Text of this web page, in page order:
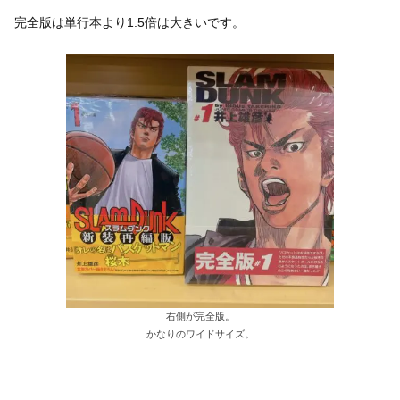
完全版は単行本より1.5倍は大きいです。
右側が完全版。
かなりのワイドサイズ。